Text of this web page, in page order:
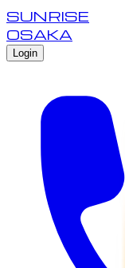
SUNRISE
OSAKA
Login